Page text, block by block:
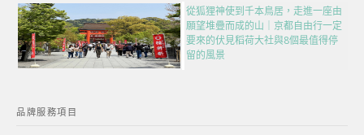
從狐狸神使到千本鳥居，走進一座由
願望堆疊而成的山｜京都自由行一定
要來的伏見稻荷大社與8個最值得停
留的風景
品牌服務項目